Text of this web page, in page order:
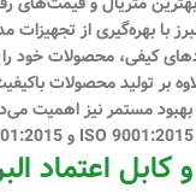
با بهره‌گیری از
کیفی، محصولات خود را با
بر تولید محصولات
مستمر نیز اهمیت
اعتماد